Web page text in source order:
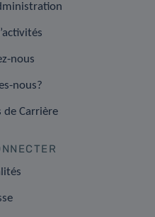
nous
nous?
Carrière